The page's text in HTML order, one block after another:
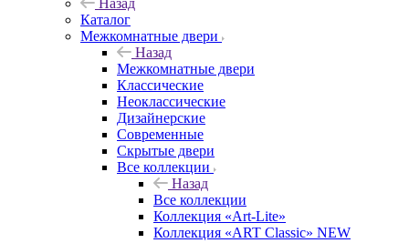
Назад
Каталог
Межкомнатные двери
Назад
Межкомнатные двери
Классические
Неоклассические
Дизайнерские
Современные
Скрытые двери
Все коллекции
Назад
Все коллекции
Коллекция «Art-Lite»
Коллекция «ART Classic» NEW